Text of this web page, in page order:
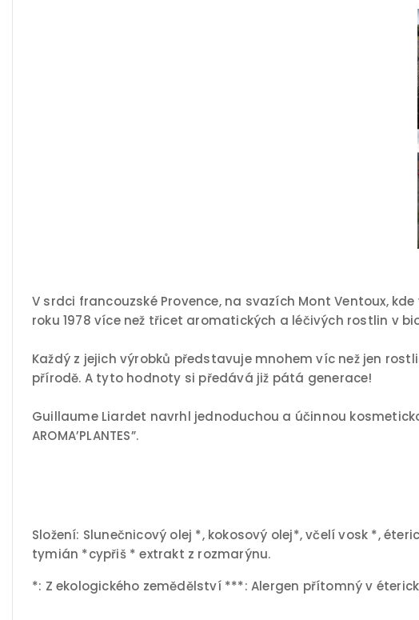
V srdci francouzské Provence, na svazích Mont Ventoux,
roku 1978 více než třicet aromatických a léčivých rostlin v
Každý z jejich výrobků představuje mnohem víc než jen
přírodě. A tyto hodnoty si předává již pátá generace!
Guillaume Liardet navrhl jednoduchou a účinnou
AROMA’PLANTES”.
Složení: Slunečnicový olej *, kokosový olej*, včelí vosk *,
tymián *cypřiš * extrakt z rozmarýnu.
*: Z ekologického zemědělství ***: Alergen přítomný v